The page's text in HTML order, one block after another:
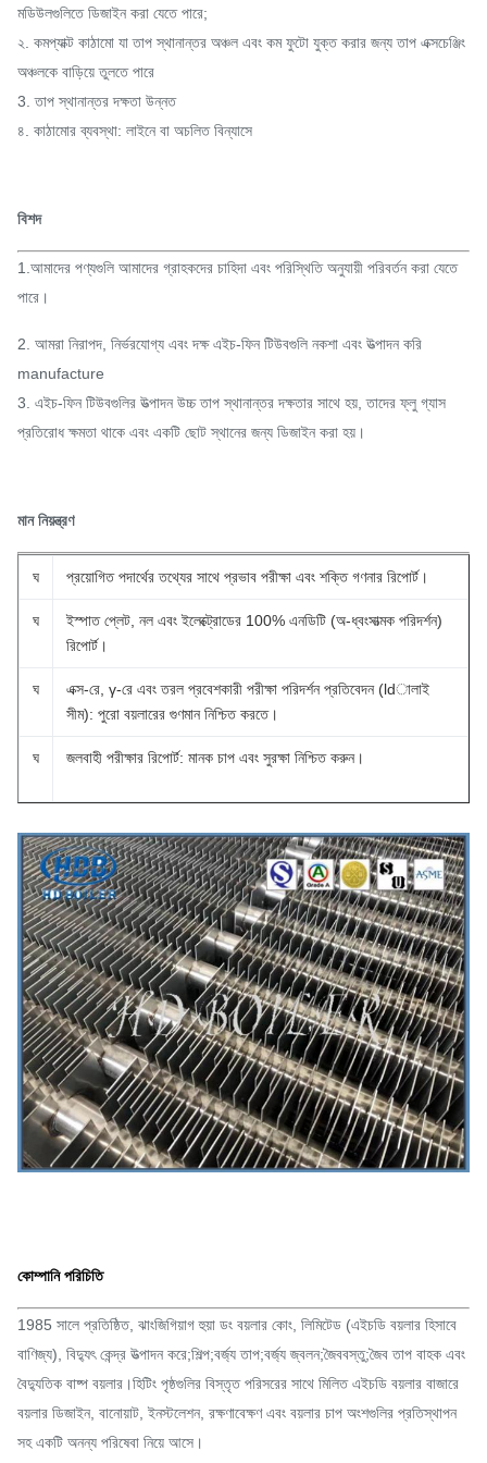
মডিউলগুলিতে ডিজাইন করা যেতে পারে;
২. কমপ্যাক্ট কাঠামো যা তাপ স্থানান্তর অঞ্চল এবং কম ফুটো যুক্ত করার জন্য তাপ এক্সচেঞ্জিং
অঞ্চলকে বাড়িয়ে তুলতে পারে
3. তাপ স্থানান্তর দক্ষতা উন্নত
৪. কাঠামোর ব্যবস্থা: লাইনে বা অচলিত বিন্যাসে
বিশদ
1.আমাদের পণ্যগুলি আমাদের গ্রাহকদের চাহিদা এবং পরিস্থিতি অনুযায়ী পরিবর্তন করা যেতে
পারে।
2. আমরা নিরাপদ, নির্ভরযোগ্য এবং দক্ষ এইচ-ফিন টিউবগুলি নকশা এবং উত্পাদন করি
manufacture
3. এইচ-ফিন টিউবগুলির উত্পাদন উচ্চ তাপ স্থানান্তর দক্ষতার সাথে হয়, তাদের ফ্লু গ্যাস
প্রতিরোধ ক্ষমতা থাকে এবং একটি ছোট স্থানের জন্য ডিজাইন করা হয়।
মান নিয়ন্ত্রণ
ঘ প্রয়োগিত পদার্থের তথ্যের সাথে প্রভাব পরীক্ষা এবং শক্তি গণনার রিপোর্ট।
ঘ
ইস্পাত প্লেট, নল এবং ইলেক্ট্রোডের 100% এনডিটি (অ-ধ্বংসাত্মক পরিদর্শন)
রিপোর্ট।
ঘ
এক্স-রে, γ-রে এবং তরল প্রবেশকারী পরীক্ষা পরিদর্শন প্রতিবেদন (ldালাই
সীম): পুরো বয়লারের গুণমান নিশ্চিত করতে।
ঘ জলবাহী পরীক্ষার রিপোর্ট: মানক চাপ এবং সুরক্ষা নিশ্চিত করুন।
কোম্পানি পরিচিতি
1985 সালে প্রতিষ্ঠিত, ঝাংজিগিয়াগ হুয়া ডং বয়লার কোং, লিমিটেড (এইচডি বয়লার হিসাবে
বাণিজ্য), বিদ্যুৎ কেন্দ্র উত্পাদন করে;শিল্প;বর্জ্য তাপ;বর্জ্য জ্বলন;জৈববস্তু;জৈব তাপ বাহক এবং
বৈদ্যুতিক বাষ্প বয়লার।হিটিং পৃষ্ঠগুলির বিস্তৃত পরিসরের সাথে মিলিত এইচডি বয়লার বাজারে
বয়লার ডিজাইন, বানোয়াট, ইনস্টলেশন, রক্ষণাবেক্ষণ এবং বয়লার চাপ অংশগুলির প্রতিস্থাপন
সহ একটি অনন্য পরিষেবা নিয়ে আসে।